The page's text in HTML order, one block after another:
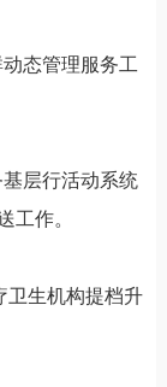
态管理服务工
层行活动系统
工作。
卫生机构提档升